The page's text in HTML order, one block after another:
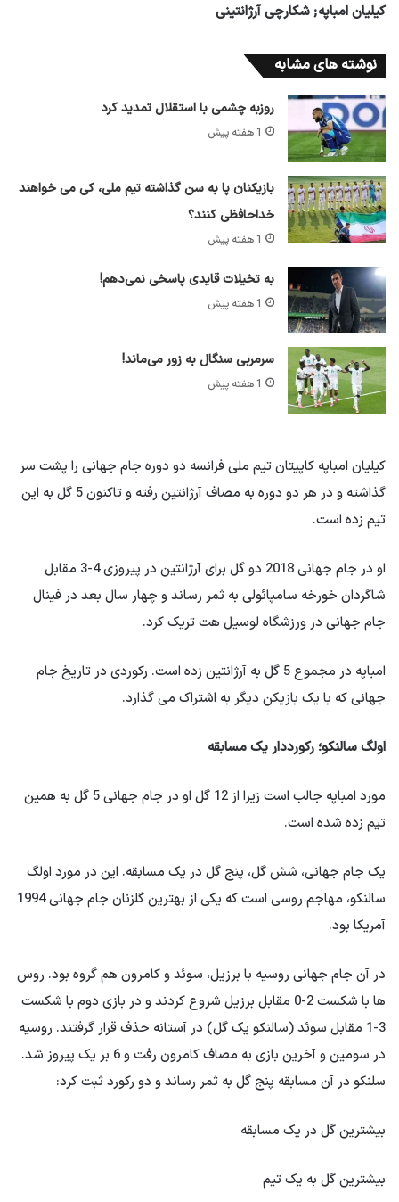
کیلیان امباپه; شکارچی آرژانتینی
نوشته های مشابه
روزبه چشمی با استقلال تمدید کرد
1 هفته پیش
بازیکنان پا به سن گذاشته تیم ملی، کی می خواهند
خداحافظی کنند؟
1 هفته پیش
به تخیلات قایدی پاسخی نمی‌دهم!
1 هفته پیش
سرمربی سنگال به زور می‌ماند!
1 هفته پیش
کیلیان امباپه کاپیتان تیم ملی فرانسه دو دوره جام جهانی را پشت سر
گذاشته و در هر دو دوره به مصاف آرژانتین رفته و تاکنون 5 گل به این
تیم زده است.
او در جام جهانی 2018 دو گل برای آرژانتین در پیروزی 4-3 مقابل
شاگردان خورخه سامپائولی به ثمر رساند و چهار سال بعد در فینال
جام جهانی در ورزشگاه لوسیل هت تریک کرد.
امباپه در مجموع 5 گل به آرژانتین زده است. رکوردی در تاریخ جام
جهانی که با یک بازیکن دیگر به اشتراک می گذارد.
اولگ سالنکو؛ رکورددار یک مسابقه
مورد امباپه جالب است زیرا از 12 گل او در جام جهانی 5 گل به همین
تیم زده شده است.
یک جام جهانی، شش گل، پنج گل در یک مسابقه. این در مورد اولگ
سالنکو، مهاجم روسی است که یکی از بهترین گلزنان جام جهانی 1994
آمریکا بود.
در آن جام جهانی روسیه با برزیل، سوئد و کامرون هم گروه بود. روس
ها با شکست 2-0 مقابل برزیل شروع کردند و در بازی دوم با شکست
3-1 مقابل سوئد (سالنکو یک گل) در آستانه حذف قرار گرفتند. روسیه
در سومین و آخرین بازی به مصاف کامرون رفت و 6 بر یک پیروز شد.
سلنکو در آن مسابقه پنج گل به ثمر رساند و دو رکورد ثبت کرد:
بیشترین گل در یک مسابقه
بیشترین گل به یک تیم